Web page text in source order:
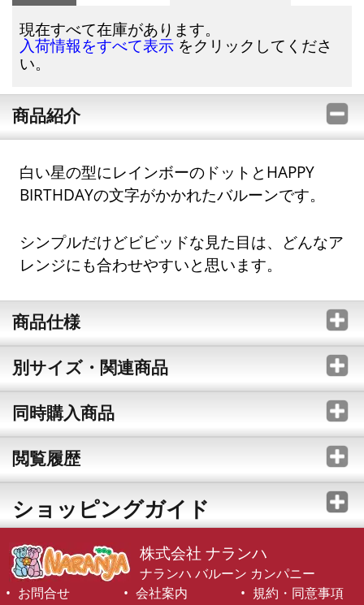
現在すべて在庫があります。
入荷情報をすべて表示 をクリックしてくださ
い。
商品紹介
白い星の型にレインボーのドットとHAPPY
BIRTHDAYの文字がかかれたバルーンです。
シンプルだけどビビッドな見た目は、どんなア
レンジにも合わせやすいと思います。
商品仕様
別サイズ・関連商品
同時購入商品
閲覧履歴
ショッピングガイド
株式会社 ナランハ
ナランハ バルーン カンパニー
お問合せ
会社案内 規約・同意事項